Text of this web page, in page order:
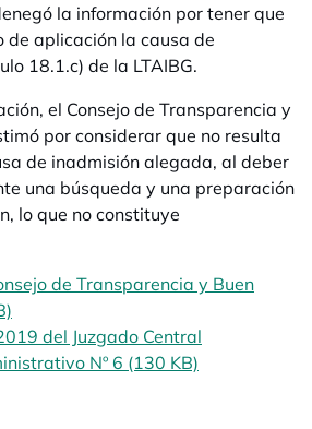
la información por tener que
de aplicación la causa de
18.1.c) de la LTAIBG.
el Consejo de Transparencia y
por considerar que no resulta
de inadmisión alegada, al deber
una búsqueda y una preparación
lo que no constituye
de Transparencia y Buen
del Juzgado Central
Nº 6 (130 KB)